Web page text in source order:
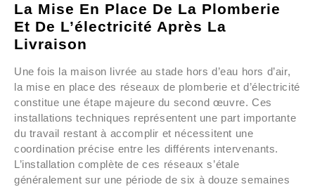
La Mise En Place De La Plomberie
Et De L’électricité Après La
Livraison
Une fois la maison livrée au stade hors d’eau hors d’air,
la mise en place des réseaux de plomberie et d’électricité
constitue une étape majeure du second œuvre. Ces
installations techniques représentent une part importante
du travail restant à accomplir et nécessitent une
coordination précise entre les différents intervenants.
L’installation complète de ces réseaux s’étale
généralement sur une période de six à douze semaines